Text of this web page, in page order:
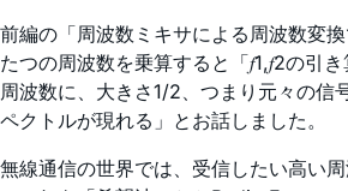
前編の「周波数ミキサによる周波数変
たつの周波数を乗算すると「𝑓1,𝑓2の引
周波数に、大きさ1/2、つまり元々の信
ペクトルが現れる」とお話しました。
無線通信の世界では、受信したい高い